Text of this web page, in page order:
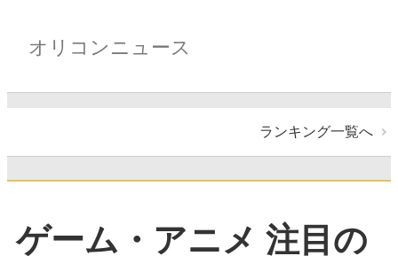
オリコンニュース
ランキング一覧へ
ゲーム・アニメ 注目の